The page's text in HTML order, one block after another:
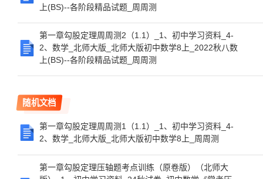
上(BS)--各阶段精品试题_周周测
第一章勾股定理周周测2（1.1）_1、初中学习资料_4-
2、数学_北师大版_北师大版初中数学8上_2022秋八数
上(BS)--各阶段精品试题_周周测
随机文档
第一章勾股定理周周测1（1.1）_1、初中学习资料_4-
2、数学_北师大版_北师大版初中数学8上_周周测
第一章勾股定理压轴题考点训练（原卷版）（北师大